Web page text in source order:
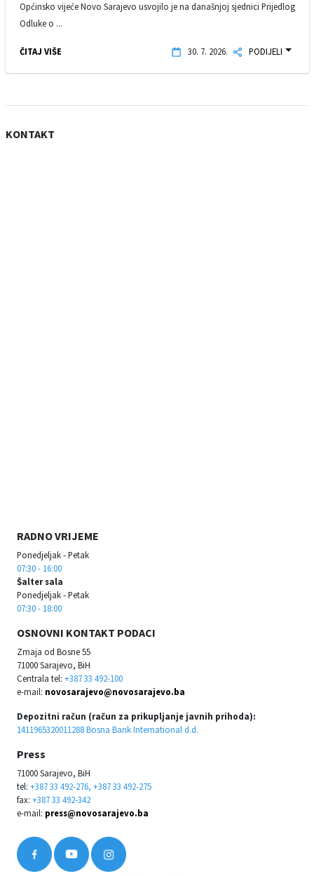
Općinsko vijeće Novo Sarajevo usvojilo je na današnjoj sjednici Prijedlog
Odluke o ...
ČITAJ VIŠE 30. 7. 2026. PODIJELI
KONTAKT
RADNO VRIJEME
Ponedjeljak - Petak
07:30 - 16:00
Šalter sala
Ponedjeljak - Petak
07:30 - 18:00
OSNOVNI KONTAKT PODACI
Zmaja od Bosne 55
71000 Sarajevo, BiH
Centrala tel: +387 33 492-100
e-mail: novosarajevo@novosarajevo.ba
Depozitni račun (račun za prikupljanje javnih prihoda):
1411965320011288 Bosna Bank International d.d.
Press
71000 Sarajevo, BiH
tel: +387 33 492-276, +387 33 492-275
fax: +387 33 492-342
e-mail: press@novosarajevo.ba